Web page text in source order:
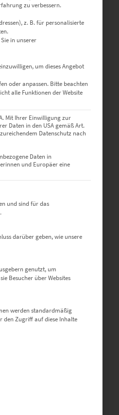
zu verbessern.
z. B. für personalisierte
in unserer
um dieses Angebot
oder anpassen. Bitte beachten
alle Funktionen der Website
Mit Ihrer Einwilligung zur
Daten in den USA gemäß Art.
Datenschutz nach
Daten in
und Europäer eine
Einwilligung erteilt werden kann.
und sind für das
darüber geben, wie unsere
genutzt, um
Besucher über Websites
werden standardmäßig
den Zugriff auf diese Inhalte